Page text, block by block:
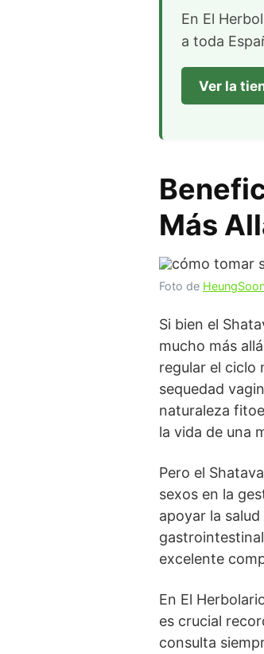
En El
a toda
Ver la
Más
Foto de
Si bien el
mucho más
regular el ciclo
sequedad
naturaleza
la vida de una
Pero el
sexos en la
apoyar la
excelente
En El
es crucial
consulta